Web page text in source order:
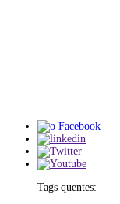
Tags quentes: